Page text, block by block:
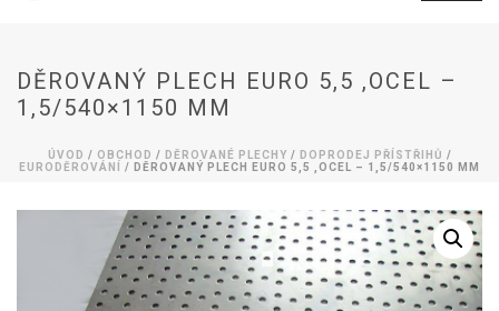
DĚROVANÝ PLECH EURO 5,5 ,OCEL –
1,5/540×1150 MM
ÚVOD / OBCHOD / DĚROVANÉ PLECHY / DOPRODEJ PŘÍSTŘIHŮ /
EURODĚROVÁNÍ
/ DĚROVANÝ PLECH EURO 5,5 ,OCEL – 1,5/540×1150 MM